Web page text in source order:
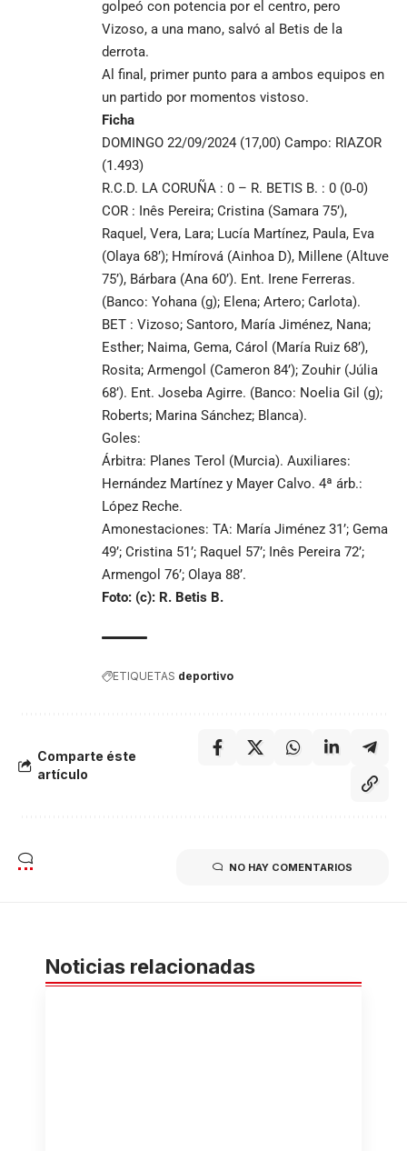
golpeó con potencia por el centro, pero
Vizoso, a una mano, salvó al Betis de la
derrota.
Al final, primer punto para a ambos equipos en
un partido por momentos vistoso.
Ficha
DOMINGO 22/09/2024 (17,00) Campo: RIAZOR
(1.493)
R.C.D. LA CORUÑA : 0 – R. BETIS B. : 0 (0‑0)
COR : Inês Pereira; Cristina (Samara 75’),
Raquel, Vera, Lara; Lucía Martínez, Paula, Eva
(Olaya 68’); Hmírová (Ainhoa D), Millene (Altuve
75’), Bárbara (Ana 60’). Ent. Irene Ferreras.
(Banco: Yohana (g); Elena; Artero; Carlota).
BET : Vizoso; Santoro, María Jiménez, Nana;
Esther; Naima, Gema, Cárol (María Ruiz 68’),
Rosita; Armengol (Cameron 84’); Zouhir (Júlia
68’). Ent. Joseba Agirre. (Banco: Noelia Gil (g);
Roberts; Marina Sánchez; Blanca).
Goles:
Árbitra: Planes Terol (Murcia). Auxiliares:
Hernández Martínez y Mayer Calvo. 4ª árb.:
López Reche.
Amonestaciones: TA: María Jiménez 31’; Gema
49’; Cristina 51’; Raquel 57’; Inês Pereira 72’;
Armengol 76’; Olaya 88’.
Foto: (c): R. Betis B.
ETIQUETAS deportivo
Comparte éste
artículo
NO HAY COMENTARIOS
Noticias relacionadas